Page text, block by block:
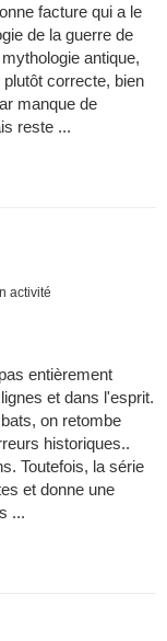
facture qui a le
de la guerre de
antique,
correcte, bien
manque de
reste ...
activité
entièrement
et dans l'esprit.
on retombe
historiques..
Toutefois, la série
et donne une
...